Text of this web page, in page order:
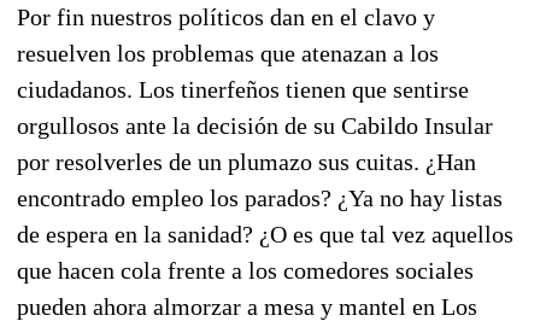
Por fin nuestros políticos dan en el clavo y
resuelven los problemas que atenazan a los
ciudadanos. Los tinerfeños tienen que sentirse
orgullosos ante la decisión de su Cabildo Insular
por resolverles de un plumazo sus cuitas. ¿Han
encontrado empleo los parados? ¿Ya no hay listas
de espera en la sanidad? ¿O es que tal vez aquellos
que hacen cola frente a los comedores sociales
pueden ahora almorzar a mesa y mantel en Los